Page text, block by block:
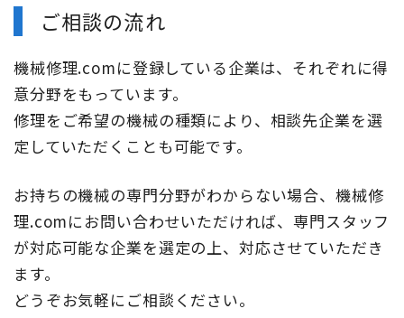
ご相談の流れ
機械修理.comに登録している企業は、それぞれに得
意分野をもっています。
修理をご希望の機械の種類により、相談先企業を選
定していただくことも可能です。
お持ちの機械の専門分野がわからない場合、機械修
理.comにお問い合わせいただければ、専門スタッフ
が対応可能な企業を選定の上、対応させていただき
ます。
どうぞお気軽にご相談ください。